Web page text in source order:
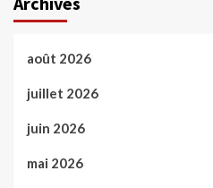
août 2026
juillet 2026
juin 2026
mai 2026